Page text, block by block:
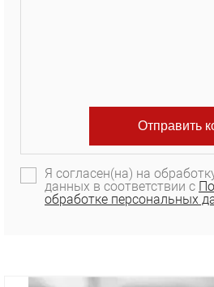
Я согласен(на) на
данных в соответствии с
обработке персональных